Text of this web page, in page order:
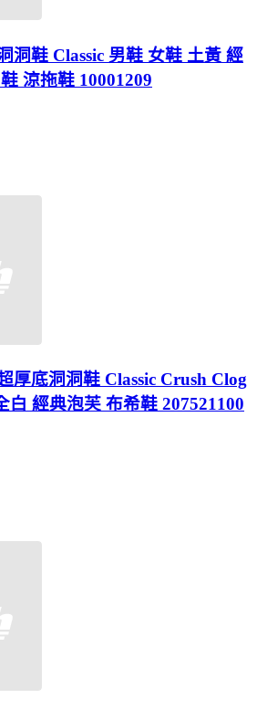
洞鞋 Classic 男鞋 女鞋 土黃 經
涼拖鞋 10001209
厚底洞洞鞋 Classic Crush Clog
白 經典泡芙 布希鞋 207521100